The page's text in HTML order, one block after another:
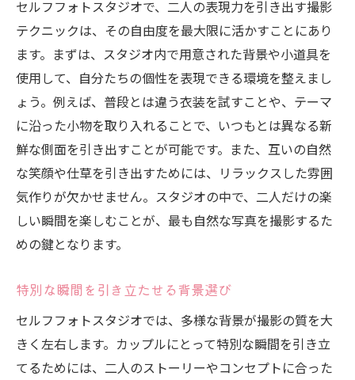
セルフフォトスタジオで、二人の表現力を引き出す撮影
テクニックは、その自由度を最大限に活かすことにあり
ます。まずは、スタジオ内で用意された背景や小道具を
使用して、自分たちの個性を表現できる環境を整えまし
ょう。例えば、普段とは違う衣装を試すことや、テーマ
に沿った小物を取り入れることで、いつもとは異なる新
鮮な側面を引き出すことが可能です。また、互いの自然
な笑顔や仕草を引き出すためには、リラックスした雰囲
気作りが欠かせません。スタジオの中で、二人だけの楽
しい瞬間を楽しむことが、最も自然な写真を撮影するた
めの鍵となります。
特別な瞬間を引き立たせる背景選び
セルフフォトスタジオでは、多様な背景が撮影の質を大
きく左右します。カップルにとって特別な瞬間を引き立
てるためには、二人のストーリーやコンセプトに合った